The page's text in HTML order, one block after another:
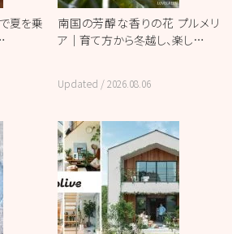
夏を乗
南国の芳醇な香りの花 プルメリ
ア｜育て方から冬越し、楽し…
Updated /2026.08.06